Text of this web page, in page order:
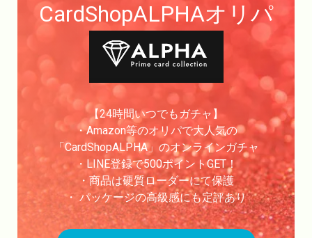
CardShopALPHAオリパ
【24時間いつでもガチャ】
・Amazon等のオリパで大人気の
「CardShopALPHA」のオンラインガチャ
・LINE登録で500ポイントGET！
・商品は硬質ローダーにて保護
・ パッケージの高級感にも定評あり